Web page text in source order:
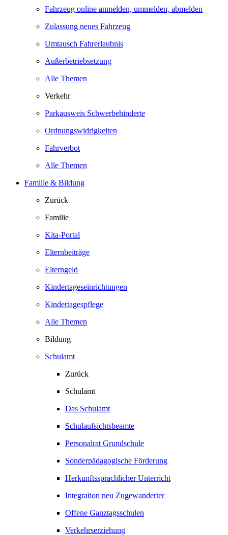
Fahrzeug online anmelden, ummelden, abmelden
Zulassung neues Fahrzeug
Umtausch Fahrerlaubnis
Außerbetriebsetzung
Alle Themen
Verkehr
Parkausweis Schwerbehinderte
Ordnungswidrigkeiten
Fahrverbot
Alle Themen
Familie & Bildung
Zurück
Familie
Kita-Portal
Elternbeiträge
Elterngeld
Kindertageseinrichtungen
Kindertagespflege
Alle Themen
Bildung
Schulamt
Zurück
Schulamt
Das Schulamt
Schulaufsichtsbeamte
Personalrat Grundschule
Sonderpädagogische Förderung
Herkunftssprachlicher Unterricht
Integration neu Zugewanderter
Offene Ganztagsschulen
Verkehrserziehung